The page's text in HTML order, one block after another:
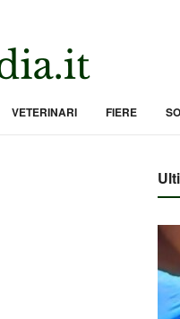
VETERINARI FIERE